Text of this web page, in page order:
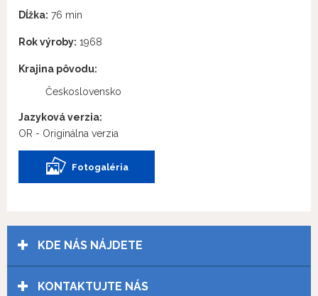
Dĺžka: 76 min
Rok výroby: 1968
Krajina pôvodu:
Československo
Jazyková verzia:
OR - Originálna verzia
Fotogaléria
KDE NÁS NÁJDETE
KONTAKTUJTE NÁS